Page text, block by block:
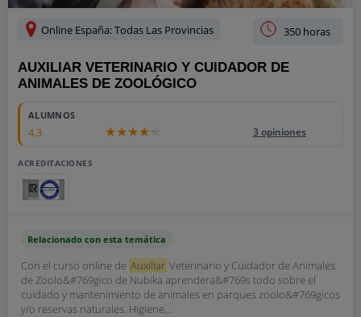
Online España: Todas Las Provincias 350 horas
AUXILIAR VETERINARIO Y CUIDADOR DE
ANIMALES DE ZOOLÓGICO
ALUMNOS
4.3 3 opiniones
ACREDITACIONES
Relacionado con esta temática
Con el curso online de Auxiliar Veterinario y Cuidador de Animales
de Zoolo&#769gico de Nubika aprendera&#769s todo sobre el
cuidado y mantenimiento de animales en parques zoolo&#769gicos
y/o reservas naturales. Higiene,...